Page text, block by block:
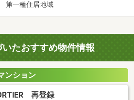
第一種住居地域
たおすすめ物件情報
ンション
再登録